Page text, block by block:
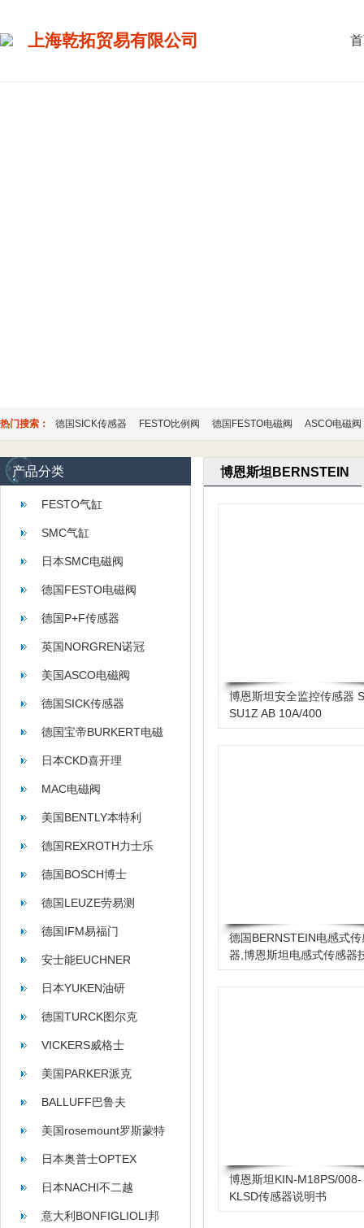
上海乾拓贸易有限公司
热门搜索： 德国SICK传感器 FESTO比例阀 德国FESTO电磁阀 ASCO电磁阀
产品分类
FESTO气缸
SMC气缸
日本SMC电磁阀
德国FESTO电磁阀
德国P+F传感器
英国NORGREN诺冠
美国ASCO电磁阀
德国SICK传感器
德国宝帝BURKERT电磁
阀
日本CKD喜开理
MAC电磁阀
美国BENTLY本特利
德国REXROTH力士乐
德国BOSCH博士
德国LEUZE劳易测
德国IFM易福门
安士能EUCHNER
日本YUKEN油研
德国TURCK图尔克
VICKERS威格士
美国PARKER派克
BALLUFF巴鲁夫
美国rosemount罗斯蒙特
日本奥普士OPTEX
日本NACHI不二越
意大利BONFIGLIOLI邦
博恩斯坦BERNSTEIN
博恩斯坦安全监控传感器
SU1Z AB 10A/400
德国BERNSTEIN电感式传
器,博恩斯坦电感式传感器
博恩斯坦KIN-M18PS/008-
KLSD传感器说明书